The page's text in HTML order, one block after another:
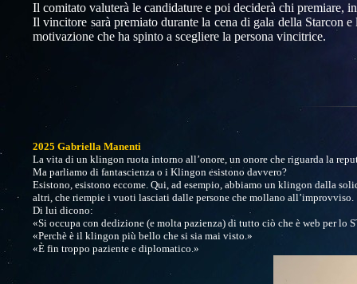
Il comitato valuterà le candidature e poi deciderà chi premiare,
Il vincitore sarà premiato durante la cena di gala della Starcon
motivazione che ha spinto a scegliere la persona vincitrice.
2025 Gabriella Manenti
La vita di un klingon ruota intorno all’onore, un onore che riguarda la
Ma parliamo di fantascienza o i Klingon esistono davvero?
Esistono, esistono eccome. Qui, ad esempio, abbiamo un klingon dalla
altri, che riempie i vuoti lasciati dalle persone che mollano all’improvviso.
Di lui dicono:
«Si occupa con dedizione (e molta pazienza) di tutto ciò che è web per
«Perchè è il klingon più bello che si sia mai visto.»
«È fin troppo paziente e diplomatico.»